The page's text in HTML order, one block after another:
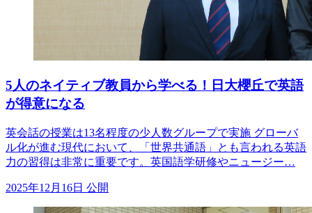
5人のネイティブ教員から学べる！日大櫻丘で英語
が得意になる
英会話の授業は13名程度の少人数グループで実施 グローバ
ル化が進む現代において、「世界共通語」とも言われる英語
力の習得は非常に重要です。英国語学研修やニュージー…
2025年12月16日 公開